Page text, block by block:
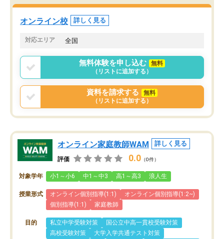
オンライン校 詳しく見る
対応エリア 全国
無料体験を申し込む
無料
（リストに追加する）
資料を請求する
無料
（リストに追加する）
オンライン家庭教師WAM 詳しく見る
評価 0.0 （0件）
対象学年 小1～小6 中1～中3 高1～高3 浪人生
授業形式 オンライン個別指導(1:1)
オンライン個別指導(1:2~)
個別指導(1:1)
家庭教師
目的 私立中学受験対策
国公立中高一貫校受験対策
高校受験対策
大学入学共通テスト対策